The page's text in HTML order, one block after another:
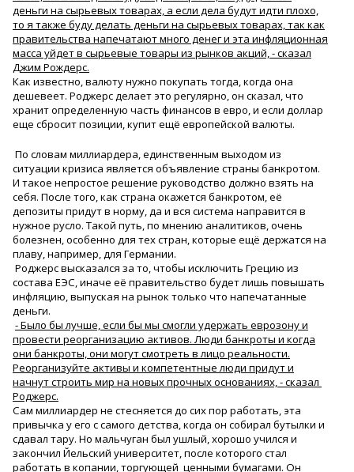
деньги на сырьевых товарах, а если дела будут идти плохо,
то я также буду делать деньги на сырьевых товарах, так как
правительства напечатают много денег и эта инфляционная
масса уйдет в сырьевые товары из рынков акций, - сказал
Джим Рождерс.
Как известно, валюту нужно покупать тогда, когда она
дешевеет. Роджерс делает это регулярно, он сказал, что
хранит определенную часть финансов в евро, и если доллар
еще сбросит позиции, купит ещё европейской валюты.
По словам миллиардера, единственным выходом из
ситуации кризиса является объявление страны банкротом.
И такое непростое решение руководство должно взять на
себя. После того, как страна окажется банкротом, её
депозиты придут в норму, да и вся система направится в
нужное русло. Такой путь, по мнению аналитиков, очень
болезнен, особенно для тех стран, которые ещё держатся на
плаву, например, для Германии.
Роджерс высказался за то, чтобы исключить Грецию из
состава ЕЭС, иначе её правительство будет лишь повышать
инфляцию, выпуская на рынок только что напечатанные
деньги.
- Было бы лучше, если бы мы смогли удержать еврозону и
провести реорганизацию активов. Люди банкроты и когда
они банкроты, они могут смотреть в лицо реальности.
Реорганизуйте активы и компетентные люди придут и
начнут строить мир на новых прочных основаниях, - сказал
Роджерс.
Сам миллиардер не стесняется до сих пор работать, эта
привычка у его с самого детства, когда он собирал бутылки и
сдавал тару. Но мальчуган был ушлый, хорошо учился и
закончил Йельский университет, после которого стал
работать в копании, торгующей ценными бумагами. Он